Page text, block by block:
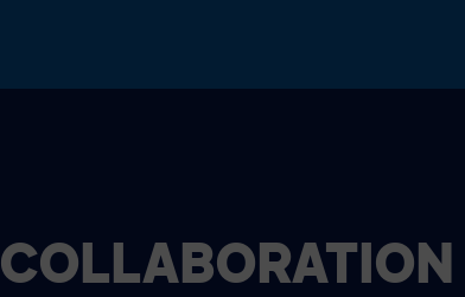
COLLABORATION